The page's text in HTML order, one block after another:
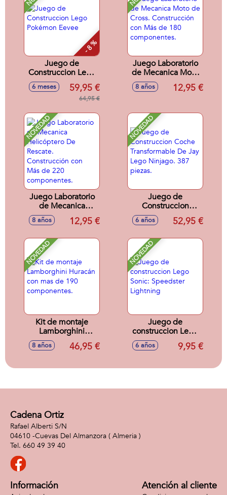
- 8 %
Juego de
Construccion Lego
Pokémon Eevee
6 meses 59,95 €
64,95 €
Juego Laboratorio
de Mecanica Moto
de Cross.
Construcción con
8 años 12,95 €
NOVEDAD
Juego Laboratorio
de Mecanica
Helicóptero De
Rescate.
Más de 220
componentes.
8 años 12,95 €
NOVEDAD
Juego de
Construccion
Coche
Transformable De
387 piezas.
6 años 52,95 €
NOVEDAD
Kit de montaje
Lamborghini
Huracán con mas
de 190
8 años 46,95 €
NOVEDAD
Juego de
construccion Lego
Sonic: Speedster
Lightning
6 años 9,95 €
Cadena Ortiz
Rafael Alberti S/N
04610 -Cuevas Del Almanzora ( Almeria )
660 49 39 40
Información Atención al cliente